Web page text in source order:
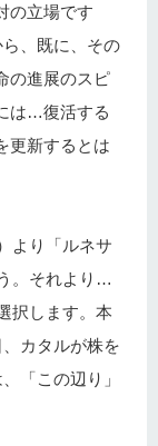
の立場です
、既に、その
の進展のスピ
は…復活する
更新するとは
より「ルネサ
。それより…
択します。本
カタルが株を
「この辺り」